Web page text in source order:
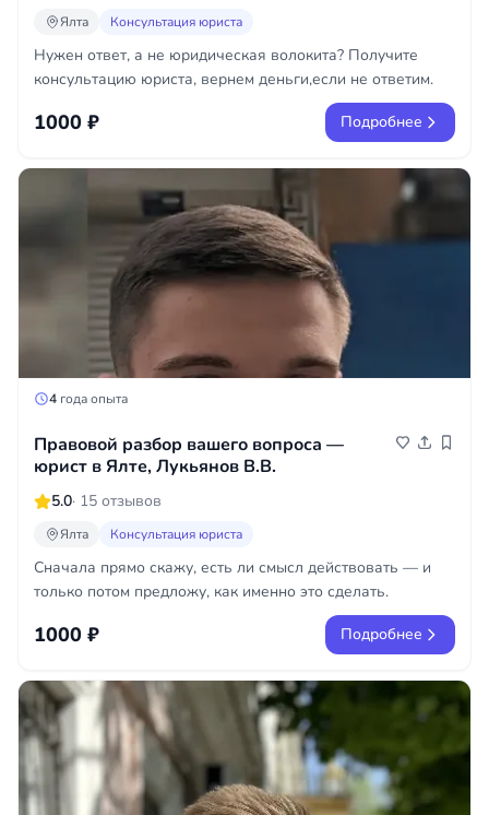
Ялта Консультация юриста
Нужен ответ, а не юридическая волокита? Получите
консультацию юриста, вернем деньги,если не ответим.
1000 ₽ Подробнее
4 года опыта
Правовой разбор вашего вопроса —
юрист в Ялте, Лукьянов В.В.
5.0· 15 отзывов
Ялта Консультация юриста
Сначала прямо скажу, есть ли смысл действовать — и
только потом предложу, как именно это сделать.
1000 ₽ Подробнее